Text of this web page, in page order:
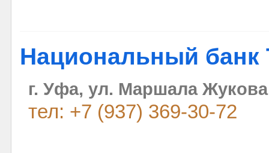
Национальный банк
г. Уфа, ул. Маршала
тел: +7 (937) 369-30-72